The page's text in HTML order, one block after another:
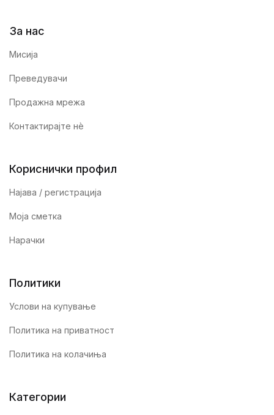
За нас
Мисија
Преведувачи
Продажна мрежа
Контактирајте нè
Кориснички профил
Најава / регистрација
Моја сметка
Нарачки
Политики
Услови на купување
Политика на приватност
Политика на колачиња
Категории